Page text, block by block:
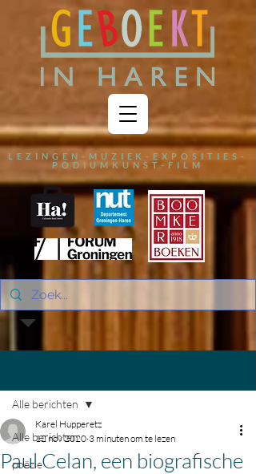
LEZINGEN-MUZIEK-EXPOSITIES-
PODIUMKUNST-FILM
Alle berichten
poëzie
Alle berichten
Paul Celan, een biografische
Karel Hupperetz
12 nov 2020 3 minuten om te lezen